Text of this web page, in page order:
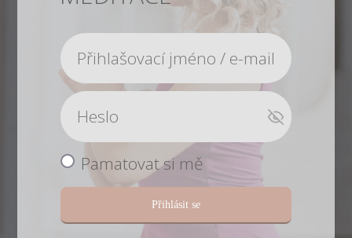
Pamatovat si mě
Přihlásit se